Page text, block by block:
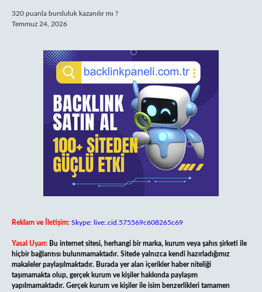
320 puanla bursluluk kazanılır mı ?
Temmuz 24, 2026
Reklam ve İletişim: Skype: live:.cid.575569c608265c69
Yasal Uyarı: Bu internet sitesi, herhangi bir marka, kurum veya şahıs şirketi ile
hiçbir bağlantısı bulunmamaktadır. Sitede yalnızca kendi hazırladığımız
makaleler paylaşılmaktadır. Burada yer alan içerikler haber niteliği
taşımamakta olup, gerçek kurum ve kişiler hakkında paylaşım
yapılmamaktadır. Gerçek kurum ve kişiler ile isim benzerlikleri tamamen